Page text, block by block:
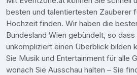
besten und talentiertesten Zauberer
Hochzeit finden. Wir haben die
Bundesland Wien gebündelt, so
unkompliziert einen Überblick bilden
Sie Musik und Entertainment für alle
wonach Sie Ausschau halten – Sie